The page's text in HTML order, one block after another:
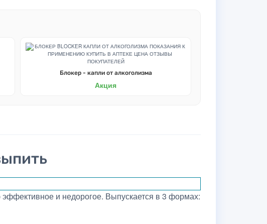
Блокер - капли от алкоголизма
Акция
и недорогое. Выпускается в 3 формах: